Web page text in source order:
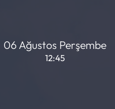
06 Ağustos Perşembe
12:45